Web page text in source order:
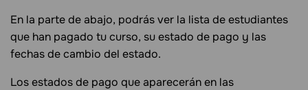
En la parte de abajo, podrás ver la lista de estudiantes
que han pagado tu curso, su estado de pago y las
fechas de cambio del estado.
Los estados de pago que aparecerán en las